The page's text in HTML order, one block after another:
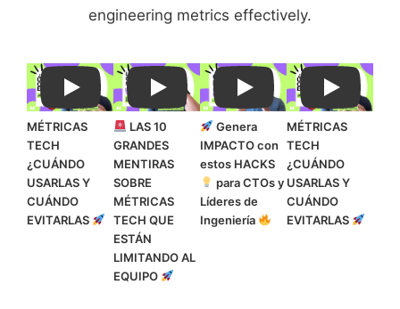
engineering metrics effectively.
Play
MÉTRICAS
TECH
¿CUÁNDO
USARLAS Y
CUÁNDO
EVITARLAS
Play
LAS 10
GRANDES
MENTIRAS
SOBRE
MÉTRICAS
TECH QUE
ESTÁN
LIMITANDO AL
EQUIPO
Play
Genera
IMPACTO con
estos HACKS
para CTOs y
Líderes de
Ingeniería
Play
MÉTRICAS
TECH
¿CUÁNDO
USARLAS Y
CUÁNDO
EVITARLAS